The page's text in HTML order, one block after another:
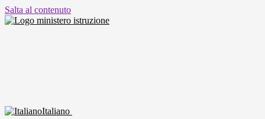
Salta al contenuto
Italiano